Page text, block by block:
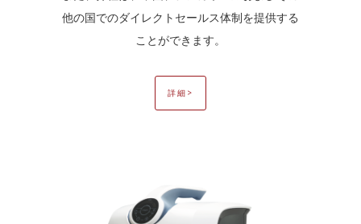
他の国でのダイレクトセールス体制を提供する
ことができます。
詳細>